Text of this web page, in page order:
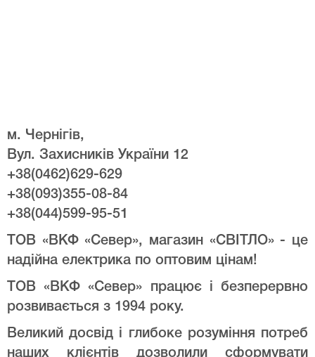
м. Чернігів,
Вул. Захисників України 12
+38(0462)629-629
+38(093)355-08-84
+38(044)599-95-51
ТОВ «ВКФ «Север», магазин «СВІТЛО» - це
надійна електрика по оптовим цінам!
ТОВ «ВКФ «Север» працює і безперервно
розвивається з 1994 року.
Великий досвід і глибоке розуміння потреб
наших клієнтів дозволили сформувати